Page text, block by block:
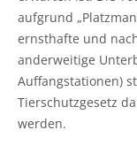
aufgrund
ernsthafte und
anderweitige
Auffangstationen)
Tierschutzgesetz
werden.